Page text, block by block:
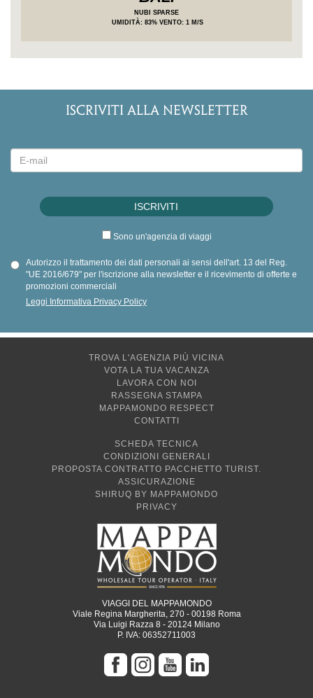
NUBI SPARSE
UMIDITÀ: 83% VENTO: 1 M/S
ISCRIVITI ALLA NEWSLETTER
Sono un'agenzia di viaggi
Autorizzo il trattamento dei dati personali ai sensi dell'art. 13 del Reg.
"UE 2016/679" per l'iscrizione alla newsletter e il ricevimento di offerte e
promozioni commerciali
Leggi Informativa Privacy Policy
TROVA L'AGENZIA PIÙ VICINA
VOTA LA TUA VACANZA
LAVORA CON NOI
RASSEGNA STAMPA
MAPPAMONDO RESPECT
CONTATTI
SCHEDA TECNICA
CONDIZIONI GENERALI
PROPOSTA CONTRATTO PACCHETTO TURIST.
ASSICURAZIONE
SHIRUQ BY MAPPAMONDO
PRIVACY
VIAGGI DEL MAPPAMONDO
Viale Regina Margherita, 270 - 00198 Roma
Via Luigi Razza 8 - 20124 Milano
P. IVA: 06352711003